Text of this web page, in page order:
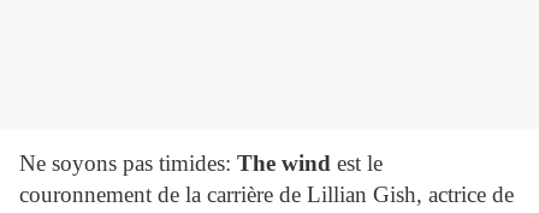
Ne soyons pas timides: The wind est le
couronnement de la carrière de Lillian Gish, actrice de